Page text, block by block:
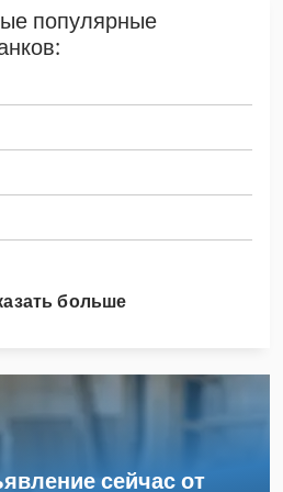
популярные
больше
сейчас от